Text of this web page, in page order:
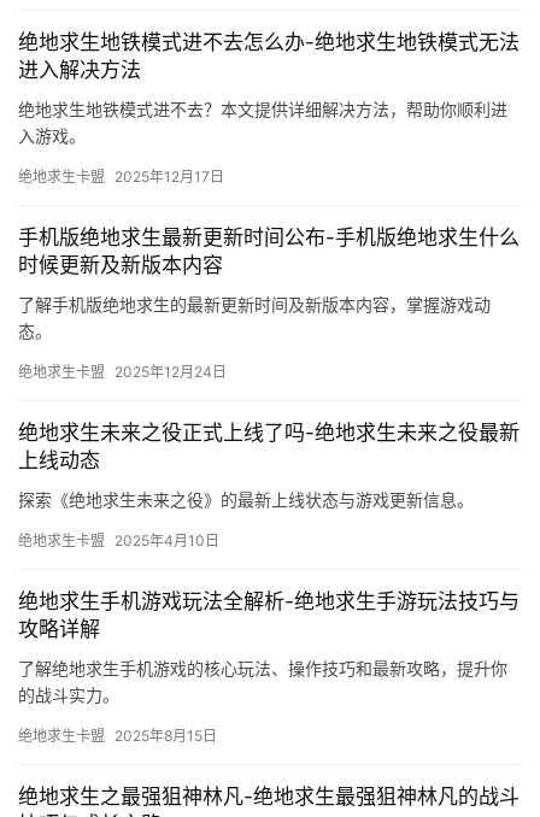
绝地求生地铁模式进不去怎么办-绝地求生地铁模式无法
进入解决方法
绝地求生地铁模式进不去？本文提供详细解决方法，帮助你顺利进
入游戏。
绝地求生卡盟 2025年12月17日
手机版绝地求生最新更新时间公布-手机版绝地求生什么
时候更新及新版本内容
了解手机版绝地求生的最新更新时间及新版本内容，掌握游戏动
态。
绝地求生卡盟 2025年12月24日
绝地求生未来之役正式上线了吗-绝地求生未来之役最新
上线动态
探索《绝地求生未来之役》的最新上线状态与游戏更新信息。
绝地求生卡盟 2025年4月10日
绝地求生手机游戏玩法全解析-绝地求生手游玩法技巧与
攻略详解
了解绝地求生手机游戏的核心玩法、操作技巧和最新攻略，提升你
的战斗实力。
绝地求生卡盟 2025年8月15日
绝地求生之最强狙神林凡-绝地求生最强狙神林凡的战斗